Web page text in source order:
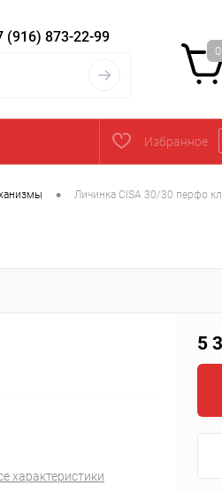
(916) 873-22-99
0
Избранное
• Личинка CISA 30/30 перфо
характеристики
5